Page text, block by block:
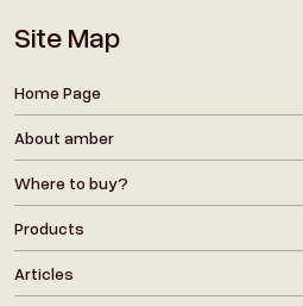
Site Map
Home Page
About amber
Where to buy?
Products
Articles